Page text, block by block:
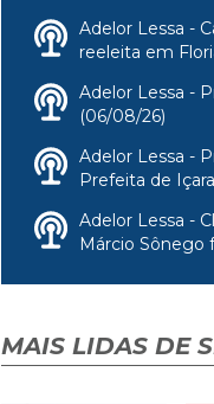
Adelor Lessa -
reeleita em
Adelor Lessa -
(06/08/26)
Adelor Lessa -
Prefeita de
Adelor Lessa -
Márcio Sônego
MAIS LIDAS DE